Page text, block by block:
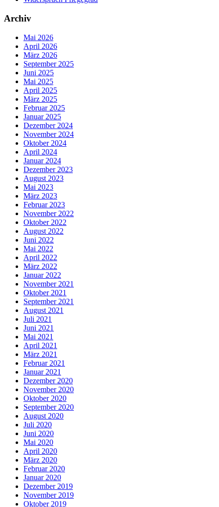
Archiv
Mai 2026
April 2026
März 2026
September 2025
Juni 2025
Mai 2025
April 2025
März 2025
Februar 2025
Januar 2025
Dezember 2024
November 2024
Oktober 2024
April 2024
Januar 2024
Dezember 2023
August 2023
Mai 2023
März 2023
Februar 2023
November 2022
Oktober 2022
August 2022
Juni 2022
Mai 2022
April 2022
März 2022
Januar 2022
November 2021
Oktober 2021
September 2021
August 2021
Juli 2021
Juni 2021
Mai 2021
April 2021
März 2021
Februar 2021
Januar 2021
Dezember 2020
November 2020
Oktober 2020
September 2020
August 2020
Juli 2020
Juni 2020
Mai 2020
April 2020
März 2020
Februar 2020
Januar 2020
Dezember 2019
November 2019
Oktober 2019